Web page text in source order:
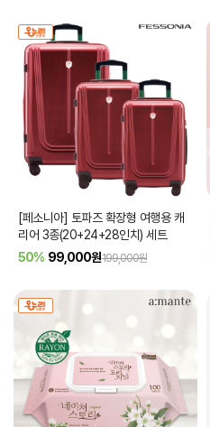
[페소니아] 토파즈 확장형 여행용 캐
리어 3종(20+24+28인치) 세트
50% 99,000원199,000원